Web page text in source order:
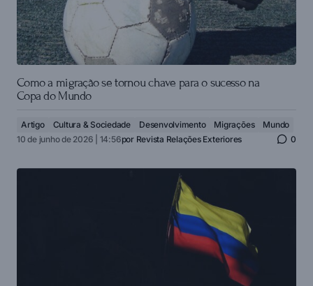
Como a migração se tornou chave para o sucesso na
Copa do Mundo
Artigo Cultura & Sociedade Desenvolvimento Migrações
Mundo
10 de junho de 2026 | 14:56por Revista Relações Exteriores 0